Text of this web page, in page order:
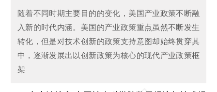
随着不同时期主要目的的变化，美国产业政策不断融
入新的时代内涵。美国的产业政策重点虽然不断发生
转化，但是对技术创新的政策支持意图却始终贯穿其
中，逐渐发展出以创新政策为核心的现代产业政策框
架